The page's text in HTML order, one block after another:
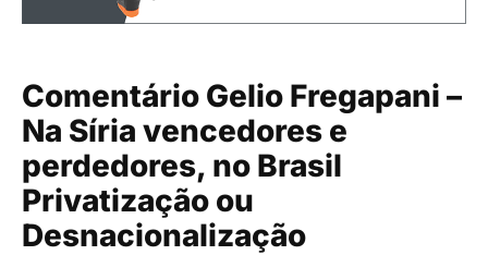
Comentário Gelio Fregapani –
Na Síria vencedores e
perdedores, no Brasil
Privatização ou
Desnacionalização